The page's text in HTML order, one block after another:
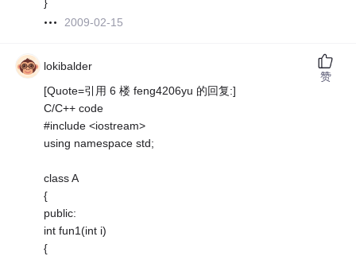
}
2009-02-15
lokibalder
[Quote=引用 6 楼 feng4206yu 的回复:]
C/C++ code
#include <iostream>
using namespace std;
class A
{
public:
int fun1(int i)
{
赞